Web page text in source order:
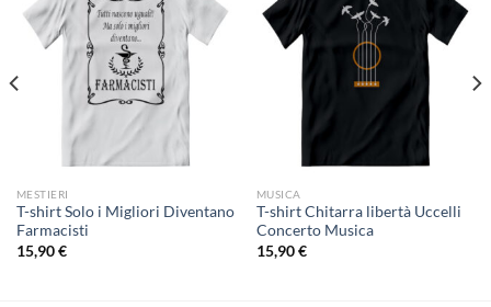
MESTIERI
T-shirt Solo i Migliori Diventano
Farmacisti
15,90€
MUSICA
T-shirt Chitarra libertà Uccelli
Concerto Musica
15,90€